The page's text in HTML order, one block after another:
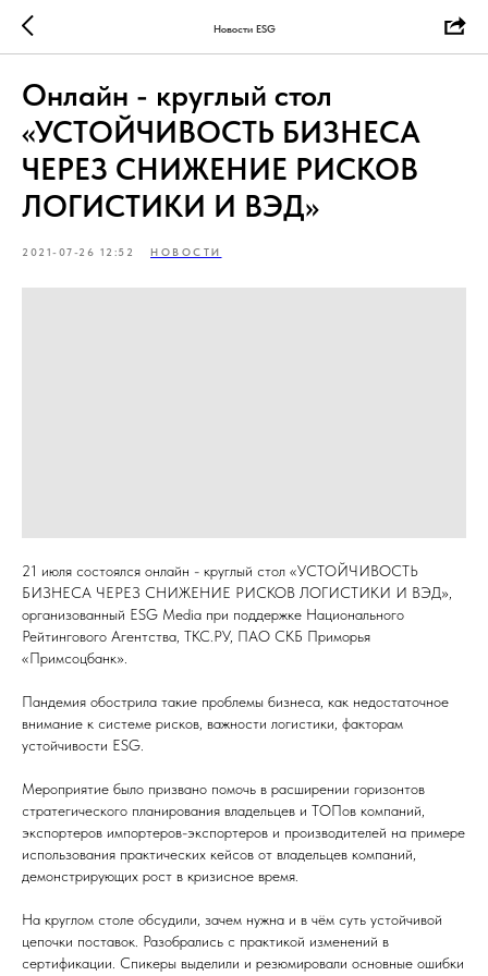
Новости ESG
Онлайн - круглый стол
«УСТОЙЧИВОСТЬ БИЗНЕСА
ЧЕРЕЗ СНИЖЕНИЕ РИСКОВ
ЛОГИСТИКИ И ВЭД»
2021-07-26 12:52 НОВОСТИ
21 июля состоялся онлайн - круглый стол «УСТОЙЧИВОСТЬ
БИЗНЕСА ЧЕРЕЗ СНИЖЕНИЕ РИСКОВ ЛОГИСТИКИ И ВЭД»,
организованный ESG Media при поддержке Национального
Рейтингового Агентства, ТКС.РУ, ПАО СКБ Приморья
«Примсоцбанк».
Пандемия обострила такие проблемы бизнеса, как недостаточное
внимание к системе рисков, важности логистики, факторам
устойчивости ESG.
Мероприятие было призвано помочь в расширении горизонтов
стратегического планирования владельцев и ТОПов компаний,
экспортеров импортеров-экспортеров и производителей на примере
использования практических кейсов от владельцев компаний,
демонстрирующих рост в кризисное время.
На круглом столе обсудили, зачем нужна и в чём суть устойчивой
цепочки поставок. Разобрались с практикой изменений в
сертификации. Спикеры выделили и резюмировали основные ошибки